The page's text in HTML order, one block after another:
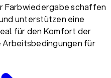
Farbwiedergabe schaffen
unterstützen eine
für den Komfort der
Arbeitsbedingungen für